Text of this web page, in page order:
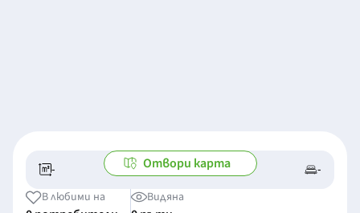
- -/- -
Отвори карта
В любими на Видяна